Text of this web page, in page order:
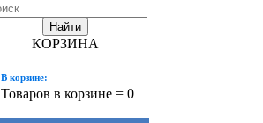
Найти
КОРЗИНА
В корзине:
Товаров в корзине = 0